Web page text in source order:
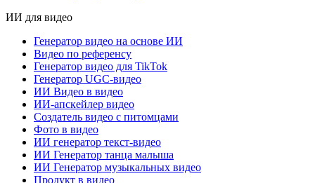
ИИ для видео
Генератор видео на основе ИИ
Видео по референсу
Генератор видео для TikTok
Генератор UGC-видео
ИИ Видео в видео
ИИ-апскейлер видео
Создатель видео с питомцами
Фото в видео
ИИ генератор текст-видео
ИИ Генератор танца малыша
ИИ Генератор музыкальных видео
Продукт в видео